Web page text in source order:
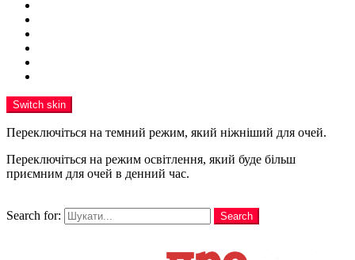
Switch skin
Переключіться на темний режим, який ніжніший для очей.
Переключіться на режим освітлення, який буде більш
приємним для очей в денний час.
Search for:
Search